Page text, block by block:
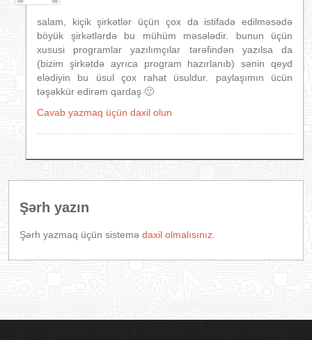
salam, kiçik şirkətlər üçün çox da istifadə edilməsədə
böyük şirkətlərdə bu mühüm məsələdir. bunun üçün
xususi programlar yazılımçılar tərəfindən yazılsa da
(bizim şirkətdə ayrıca program hazırlanıb) sənin qeyd
elədiyin bu üsul çox rahat üsuldur. paylaşımın ücün
təşəkkür edirəm qardaş 🙂
Cavab yazmaq üçün daxil olun
Şərh yazın
Şərh yazmaq üçün sistemə daxil olmalısınız.